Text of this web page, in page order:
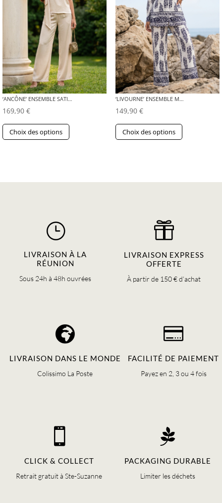
‘ANCÔNE’ ENSEMBLE SATINÉ BEIGE
169,90 €
Choix des options
Ce
produit
sur
la
page
‘LIVOURNE’ ENSEMBLE MARINE
149,90 €
Choix des options
Ce
produit
sur
page
}
LIVRAISON À LA
RÉUNION
Sous 24h à 48h ouvrées

LIVRAISON EXPRESS
OFFERTE
À partir de 150 € d’achat

LIVRAISON DANS LE MONDE
Colissimo La Poste

FACILITÉ DE PAIEMENT
Payez en 2, 3 ou 4 fois

CLICK & COLLECT
Retrait gratuit à Ste-Suzanne

PACKAGING DURABLE
Limiter les déchets